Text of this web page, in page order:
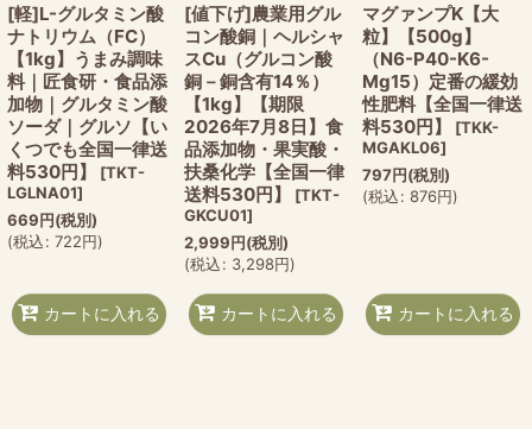
[軽]L-グルタミン酸
ナトリウム（FC）
【1kg】うまみ調味
料｜匠食研・食品添
加物｜グルタミン酸
ソーダ｜グルソ【い
くつでも全国一律送
料530円】
[TKT-
LGLNA01]
669円(税別)
(税込: 722円)
カートに入れる
[値下げ]農業用グル
コン酸銅｜ヘルシャ
スCu（グルコン酸
銅－銅含有14％）
【1kg】【期限
2026年7月8日】食
品添加物・果実酸・
扶桑化学【全国一律
送料530円】
[TKT-
GKCU01]
2,999円(税別)
(税込: 3,298円)
カートに入れる
マグァンプK【大
粒】【500g】
（N6-P40-K6-
Mg15）定番の緩効
性肥料【全国一律送
料530円】
[TKK-
MGAKL06]
797円(税別)
(税込: 876円)
カートに入れる